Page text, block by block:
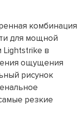
комбинация
для мощной
Lightstrike в
ощущения
рисунок
резкие